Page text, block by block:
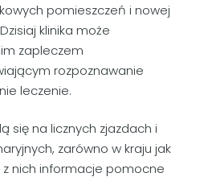
pomieszczeń i nowej
klinika może
zapleczem
rozpoznawanie
leczenie.
się na licznych zjazdach i
zarówno w kraju jak
nich informacje pomocne